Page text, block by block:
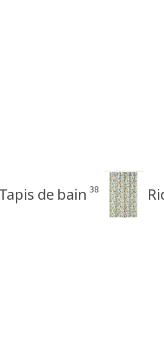
Tapis de bain 38